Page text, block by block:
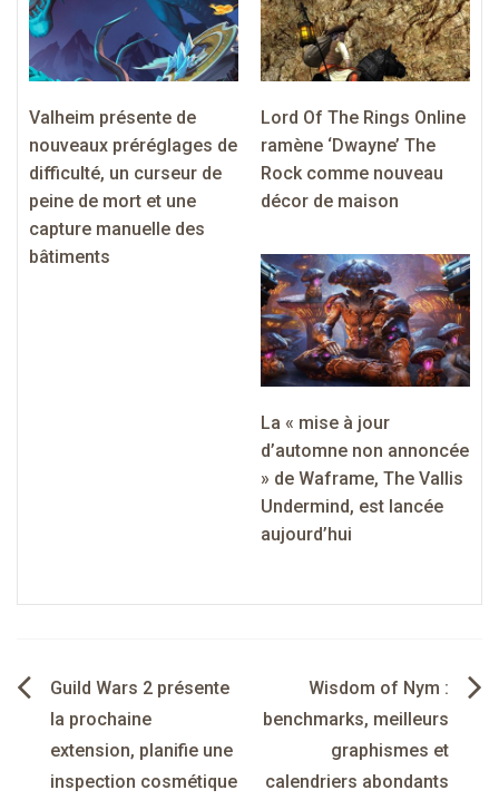
Valheim présente de
nouveaux préréglages de
difficulté, un curseur de
peine de mort et une
capture manuelle des
bâtiments
Lord Of The Rings Online
ramène ‘Dwayne’ The
Rock comme nouveau
décor de maison
La « mise à jour
d’automne non annoncée
» de Waframe, The Vallis
Undermind, est lancée
aujourd’hui
Navigation
de
l’article
Guild Wars 2 présente
la prochaine
extension, planifie une
inspection cosmétique
Wisdom of Nym :
benchmarks, meilleurs
graphismes et
calendriers abondants